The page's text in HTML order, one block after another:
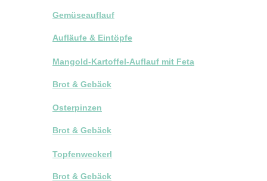
Gemüseauflauf
Aufläufe & Eintöpfe
Mangold-Kartoffel-Auflauf mit Feta
Brot & Gebäck
Osterpinzen
Brot & Gebäck
Topfenweckerl
Brot & Gebäck